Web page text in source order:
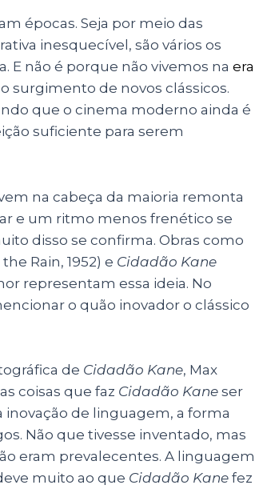
épocas. Seja por meio das
inesquecível, são vários os
E não é porque não vivemos na era
surgimento de novos clássicos.
que o cinema moderno ainda é
suficiente para serem
na cabeça da maioria remonta
e um ritmo menos frenético se
disso se confirma. Obras como
the Rain, 1952) e Cidadão Kane
representam essa ideia. No
o quão inovador o clássico
de Cidadão Kane, Max
coisas que faz Cidadão Kane ser
de linguagem, a forma
Não que tivesse inventado, mas
eram prevalecentes. A linguagem
muito ao que Cidadão Kane fez